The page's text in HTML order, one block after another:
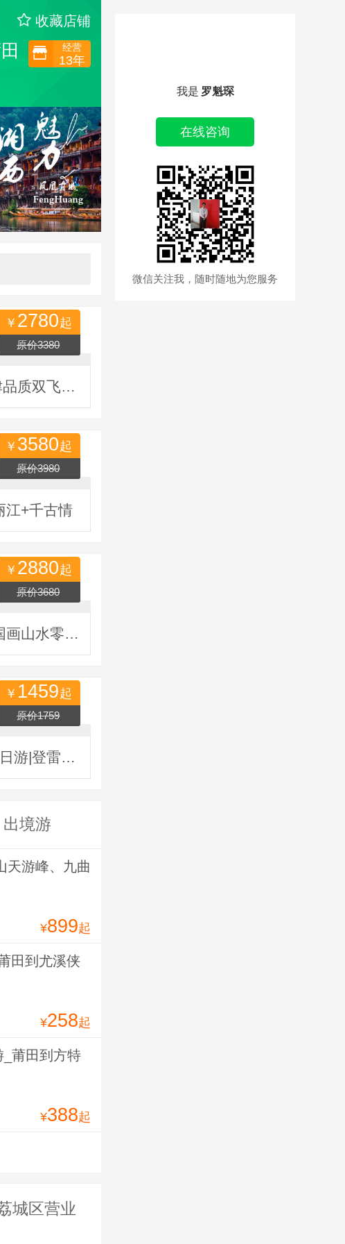
我是 罗魁琛
在线咨询
微信关注我，随时随地为您服务
收藏店铺
经营
13年
￥ 2780起
原价3380
莆田到北京跟团游一个人多少钱|莆田到北京、天津品质双飞六日游
￥ 3580起
原价3980
江+千古情
￥ 2880起
原价3680
莆田到桂林品质纯玩双飞五日游|含机场往返接送|国画山水零自费
￥ 1459起
原价1759
莆田到杭州西溪湿地公园、乌镇、西塘动车纯玩三日游|登雷峰塔
出境游
天游峰、九曲
¥899起
田到尤溪侠
¥258起
莆田到方特
¥388起
城区营业